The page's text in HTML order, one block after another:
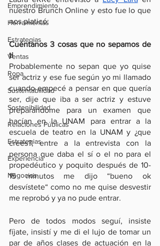
Emprendimiento
Herramientas
Estrategias
Ventas
Ropa
Sustentabilidad
Sostenibilidad
Relaciones Públicas
Estrategias
Experiencia
Negocios
nuestro Brunch Online y esto fue lo que
nos platicó:
Cuéntanos 3 cosas que no sepamos de
ti
Probablemente no sepan que yo quise
ser actriz y ese fue según yo mi llamado
cuando empecé a pensar en que quería
ser, dije que iba a ser actriz y estuve
preparándome para un examen que
hacían en la UNAM para entrar a la
escuela de teatro en la UNAM y ¿que
crees?, entre a la entrevista con la
persona que daba el sí o el no para el
propedéutico y poquito después de 10-
15 minutos me dijo “bueno ok
desvístete“ como no me quise desvestir
me reprobó y ya no pude entrar.
Pero de todos modos seguí, insiste
fíjate, insistí y me di el lujo de tomar un
par de años clases de actuación en la